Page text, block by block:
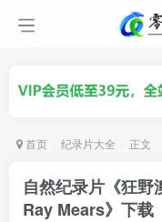
首页 纪录片大全 正文
自然纪录片《狂
Ray Mears》下载